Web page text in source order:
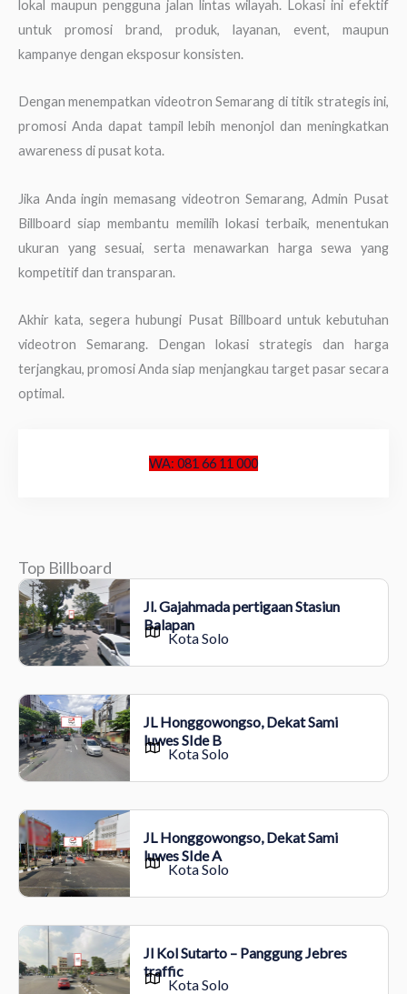
lokal maupun pengguna jalan lintas wilayah. Lokasi ini efektif
untuk promosi brand, produk, layanan, event, maupun
kampanye dengan eksposur konsisten.
Dengan menempatkan videotron Semarang di titik strategis ini,
promosi Anda dapat tampil lebih menonjol dan meningkatkan
awareness di pusat kota.
Jika Anda ingin memasang videotron Semarang, Admin Pusat
Billboard siap membantu memilih lokasi terbaik, menentukan
ukuran yang sesuai, serta menawarkan harga sewa yang
kompetitif dan transparan.
Akhir kata, segera hubungi Pusat Billboard untuk kebutuhan
videotron Semarang. Dengan lokasi strategis dan harga
terjangkau, promosi Anda siap menjangkau target pasar secara
optimal.
WA: 081 66 11 000
Top Billboard
Jl. Gajahmada pertigaan Stasiun
Balapan
Kota Solo
JL Honggowongso, Dekat Sami
luwes SIde B
Kota Solo
JL Honggowongso, Dekat Sami
luwes SIde A
Kota Solo
Jl Kol Sutarto – Panggung Jebres
traffic
Kota Solo